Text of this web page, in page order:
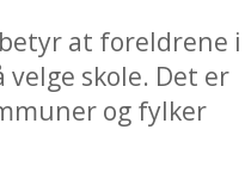
at foreldrene i
skole. Det er
og fylker